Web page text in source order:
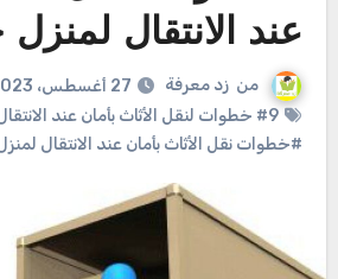
عند الانتقال لمنزل
من زد معرفة
27 أغسطس، 2023
#9 خطوات لنقل الأثاث بأمان عند الانتقال لمنزل جديد
#خطوات نقل الأثاث بأمان عند الانتقال